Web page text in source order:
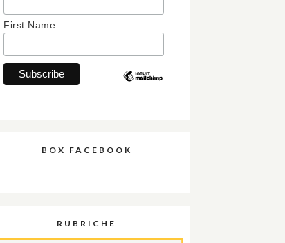
First Name
BOX FACEBOOK
RUBRICHE